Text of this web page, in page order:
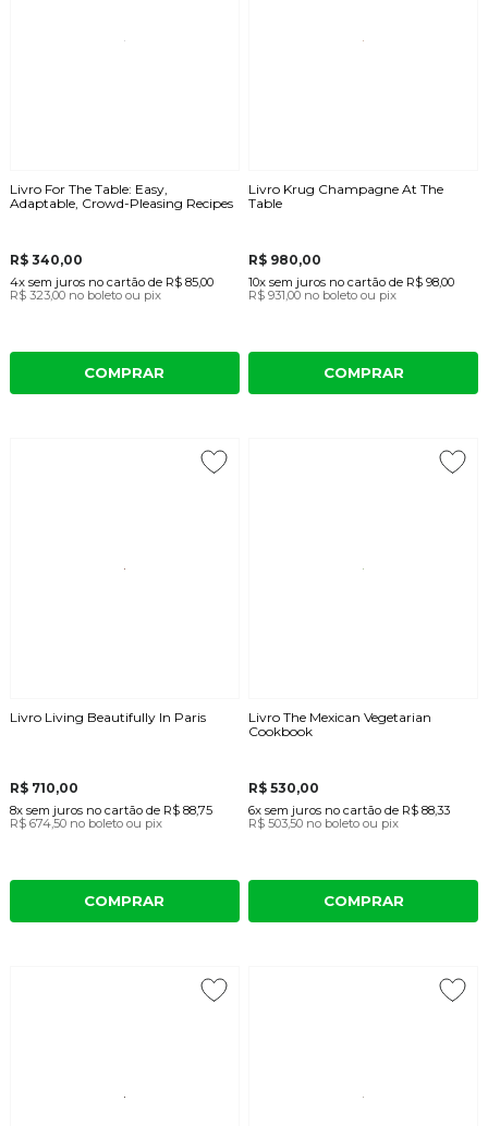
Livro For The Table: Easy,
Adaptable, Crowd-Pleasing Recipes
R$ 340,00
4x sem juros no cartãode R$ 85,00
R$ 323,00 no boleto ou pix
COMPRAR
Livro Krug Champagne At The
Table
R$ 980,00
10x sem juros no cartão de R$ 98,00
R$ 931,00 no boleto ou pix
COMPRAR
Livro Living Beautifully In Paris
R$ 710,00
8x sem juros no cartãode R$ 88,75
R$ 674,50 no boleto ou pix
COMPRAR
Livro The Mexican Vegetarian
Cookbook
R$ 530,00
6x sem juros no cartão de R$ 88,33
R$ 503,50 no boleto ou pix
COMPRAR